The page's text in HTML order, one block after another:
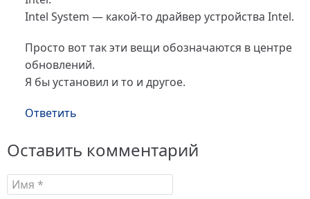
Intel System — какой-то драйвер устройства Intel.
Просто вот так эти вещи обозначаются в центре
обновлений.
Я бы установил и то и другое.
Ответить
Оставить комментарий